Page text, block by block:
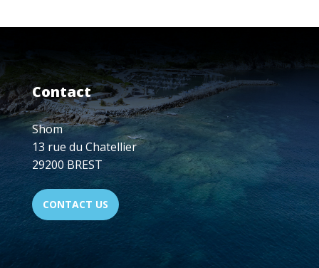
Contact
Shom
13 rue du Chatellier
29200 BREST
CONTACT US